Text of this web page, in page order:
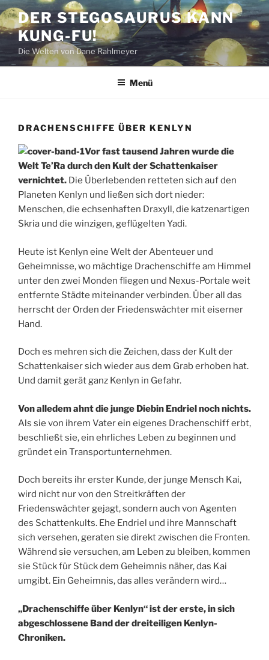
Zum
Inhalt
springen
DER STEGOSAURUS KANN
KUNG-FU!
Die Welten von Dane Rahlmeyer
Menü
DRACHENSCHIFFE ÜBER KENLYN
Vor fast tausend Jahren wurde die
Welt Te’Ra durch den Kult der Schattenkaiser
vernichtet. Die Überlebenden retteten sich auf den
Planeten Kenlyn und ließen sich dort nieder:
Menschen, die echsenhaften Draxyll, die katzenartigen
Skria und die winzigen, geflügelten Yadi.
Heute ist Kenlyn eine Welt der Abenteuer und
Geheimnisse, wo mächtige Drachenschiffe am Himmel
unter den zwei Monden fliegen und Nexus-Portale weit
entfernte Städte miteinander verbinden. Über all das
herrscht der Orden der Friedenswächter mit eiserner
Hand.
Doch es mehren sich die Zeichen, dass der Kult der
Schattenkaiser sich wieder aus dem Grab erhoben hat.
Und damit gerät ganz Kenlyn in Gefahr.
Von alledem ahnt die junge Diebin Endriel noch nichts.
Als sie von ihrem Vater ein eigenes Drachenschiff erbt,
beschließt sie, ein ehrliches Leben zu beginnen und
gründet ein Transportunternehmen.
Doch bereits ihr erster Kunde, der junge Mensch Kai,
wird nicht nur von den Streitkräften der
Friedenswächter gejagt, sondern auch von Agenten
des Schattenkults. Ehe Endriel und ihre Mannschaft
sich versehen, geraten sie direkt zwischen die Fronten.
Während sie versuchen, am Leben zu bleiben, kommen
sie Stück für Stück dem Geheimnis näher, das Kai
umgibt. Ein Geheimnis, das alles verändern wird…
„Drachenschiffe über Kenlyn“ ist der erste, in sich
abgeschlossene Band der dreiteiligen Kenlyn-
Chroniken.